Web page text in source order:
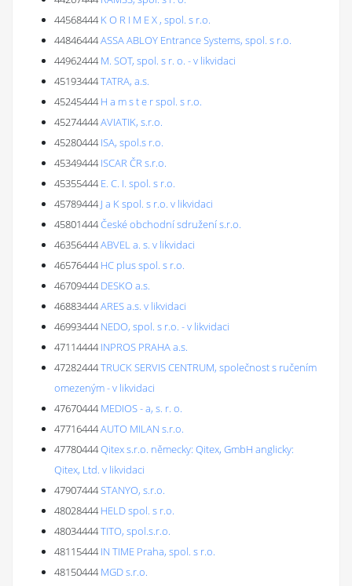
44568444 K O R I M E X , spol. s r.o.
44846444ASSA ABLOY Entrance Systems, spol. s r.o.
44962444 M. SOT, spol. s r. o. - v likvidaci
45193444TATRA, a.s.
45245444 H a m s t e r spol. s r.o.
45274444AVIATIK, s.r.o.
45280444 ISA, spol.s r.o.
45349444 ISCAR ČR s.r.o.
45355444 E. C. I. spol. s r.o.
45789444 J a K spol. s r.o. v likvidaci
45801444České obchodní sdružení s.r.o.
46356444ABVEL a. s. v likvidaci
46576444 HC plus spol. s r.o.
46709444 DESKO a.s.
46883444ARES a.s. v likvidaci
46993444 NEDO, spol. s r.o. - v likvidaci
47114444 INPROS PRAHA a.s.
47282444TRUCK SERVIS CENTRUM, společnost s ručením
omezeným - v likvidaci
47670444 MEDIOS - a, s. r. o.
47716444AUTO MILAN s.r.o.
47780444Qitex s.r.o. německy: Qitex, GmbH anglicky:
Qitex, Ltd. v likvidaci
47907444STANYO, s.r.o.
48028444 HELD spol. s r.o.
48034444TITO, spol.s.r.o.
48115444 IN TIME Praha, spol. s r.o.
48150444 MGD s.r.o.